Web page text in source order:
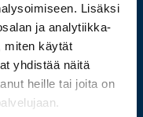
Lisäksi
ja analytiikka-
miten käytät
yhdistää näitä
heille tai joita on